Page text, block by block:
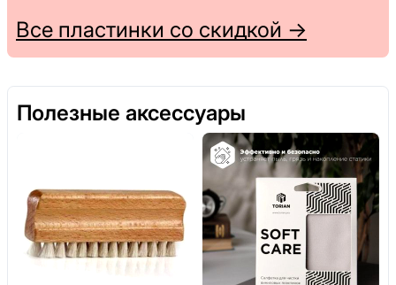
Все пластинки со скидкой →
Полезные аксессуары